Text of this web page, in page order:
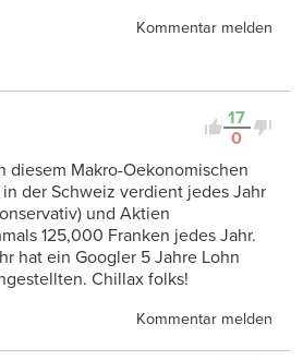
Kommentar melden
17
0
diesem Makro-Oekonomischen
der Schweiz verdient jedes Jahr
und Aktien
125,000 Franken jedes Jahr.
hat ein Googler 5 Jahre Lohn
Chillax folks!
Kommentar melden